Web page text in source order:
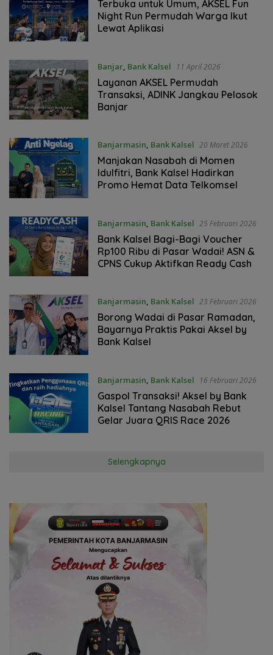
Terbuka untuk Umum, AKSEL Fun
Night Run Permudah Warga Ikut
Lewat Aplikasi
Banjar, Bank Kalsel 11 April 2026
Layanan AKSEL Permudah
Transaksi, ADINK Jangkau Pelosok
Banjar
Banjarmasin, Bank Kalsel 20 Maret 2026
Manjakan Nasabah di Momen
Idulfitri, Bank Kalsel Hadirkan
Promo Hemat Data Telkomsel
Banjarmasin, Bank Kalsel 25 Februari 2026
Bank Kalsel Bagi-Bagi Voucher
Rp100 Ribu di Pasar Wadai! ASN &
CPNS Cukup Aktifkan Ready Cash
Banjarmasin, Bank Kalsel 23 Februari 2026
Borong Wadai di Pasar Ramadan,
Bayarnya Praktis Pakai Aksel by
Bank Kalsel
Banjarmasin, Bank Kalsel 16 Februari 2026
Gaspol Transaksi! Aksel by Bank
Kalsel Tantang Nasabah Rebut
Gelar Juara QRIS Race 2026
Selengkapnya